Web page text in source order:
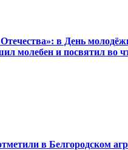
Отечества»: в День
молебен и посвятил во
в Белгородском